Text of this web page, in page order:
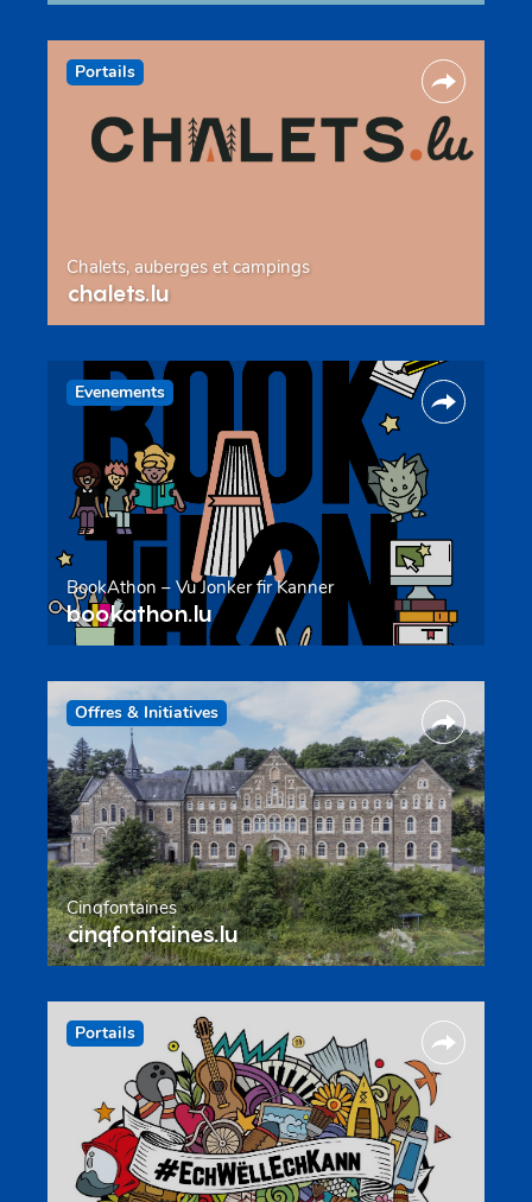
Portails
Chalets, auberges et campings
chalets.lu
Evenements
BookAthon – Vu Jonker fir Kanner
bookathon.lu
Offres & Initiatives
Cinqfontaines
cinqfontaines.lu
Portails